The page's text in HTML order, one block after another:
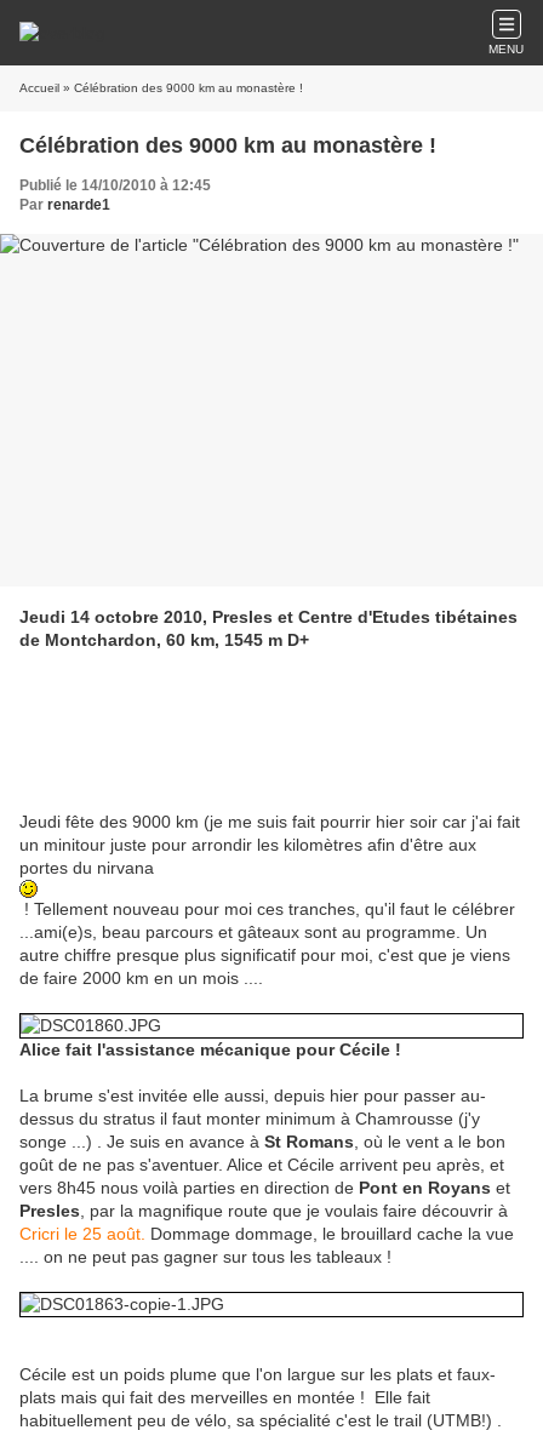
MENU
Accueil » Célébration des 9000 km au monastère !
Célébration des 9000 km au monastère !
Publié le 14/10/2010 à 12:45
Par renarde1
Jeudi 14 octobre 2010, Presles et Centre d'Etudes tibétaines
de Montchardon, 60 km, 1545 m D+
Jeudi fête des 9000 km (je me suis fait pourrir hier soir car j'ai fait
un minitour juste pour arrondir les kilomètres afin d'être aux
portes du nirvana
! Tellement nouveau pour moi ces tranches, qu'il faut le célébrer
...ami(e)s, beau parcours et gâteaux sont au programme. Un
autre chiffre presque plus significatif pour moi, c'est que je viens
de faire 2000 km en un mois ....
Alice fait l'assistance mécanique pour Cécile !
La brume s'est invitée elle aussi, depuis hier pour passer au-
dessus du stratus il faut monter minimum à Chamrousse (j'y
songe ...) . Je suis en avance à St Romans , où le vent a le bon
goût de ne pas s'aventuer. Alice et Cécile arrivent peu après, et
vers 8h45 nous voilà parties en direction de Pont en Royans et
Presles , par la magnifique route que je voulais faire découvrir à
Cricri le 25 août. Dommage dommage, le brouillard cache la vue
.... on ne peut pas gagner sur tous les tableaux !
Cécile est un poids plume que l'on largue sur les plats et faux-
plats mais qui fait des merveilles en montée ! Elle fait
habituellement peu de vélo, sa spécialité c'est le trail (UTMB!) .